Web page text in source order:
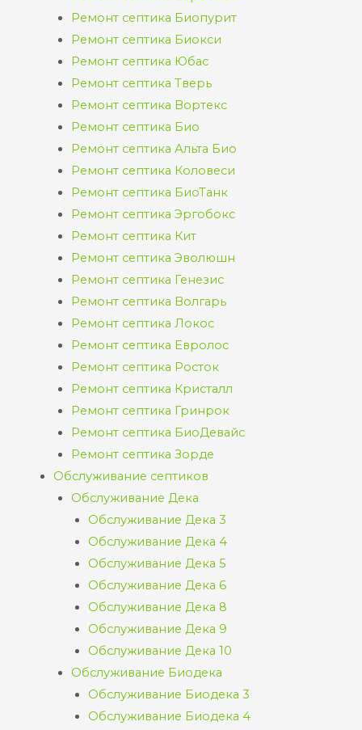
Ремонт септика Биопурит
Ремонт септика Биокси
Ремонт септика Юбас
Ремонт септика Тверь
Ремонт септика Вортекс
Ремонт септика Био
Ремонт септика Альта Био
Ремонт септика Коловеси
Ремонт септика БиоТанк
Ремонт септика Эргобокс
Ремонт септика Кит
Ремонт септика Эволюшн
Ремонт септика Генезис
Ремонт септика Волгарь
Ремонт септика Локос
Ремонт септика Евролос
Ремонт септика Росток
Ремонт септика Кристалл
Ремонт септика Гринрок
Ремонт септика БиоДевайс
Ремонт септика Зорде
Обслуживание септиков
Обслуживание Дека
Обслуживание Дека 3
Обслуживание Дека 4
Обслуживание Дека 5
Обслуживание Дека 6
Обслуживание Дека 8
Обслуживание Дека 9
Обслуживание Дека 10
Обслуживание Биодека
Обслуживание Биодека 3
Обслуживание Биодека 4